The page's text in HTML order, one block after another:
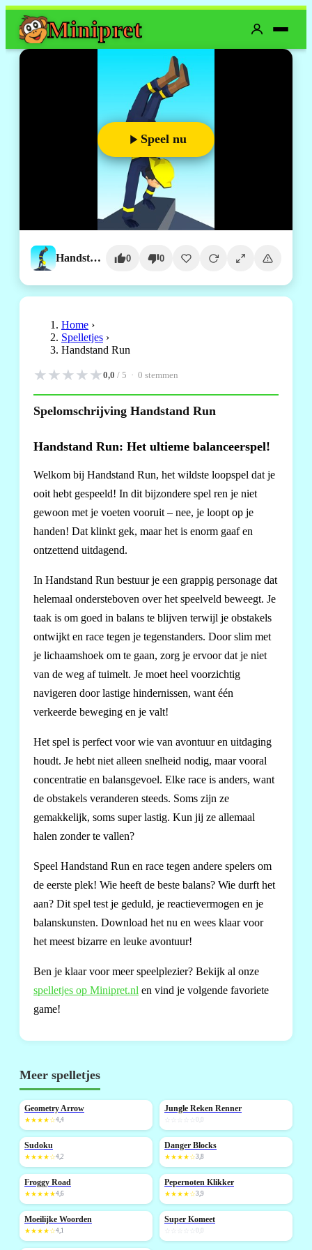
Minipret
Speel nu
Handstand Run 0 0
Home ›
Spelletjes ›
Handstand Run
★★★★★0,0 / 5 · 0 stemmen
Spelomschrijving Handstand Run
Handstand Run: Het ultieme balanceerspel!
Welkom bij Handstand Run, het wildste loopspel dat je
ooit hebt gespeeld! In dit bijzondere spel ren je niet
gewoon met je voeten vooruit – nee, je loopt op je
handen! Dat klinkt gek, maar het is enorm gaaf en
ontzettend uitdagend.
In Handstand Run bestuur je een grappig personage dat
helemaal ondersteboven over het speelveld beweegt. Je
taak is om goed in balans te blijven terwijl je obstakels
ontwijkt en race tegen je tegenstanders. Door slim met
je lichaamshoek om te gaan, zorg je ervoor dat je niet
van de weg af tuimelt. Je moet heel voorzichtig
navigeren door lastige hindernissen, want één
verkeerde beweging en je valt!
Het spel is perfect voor wie van avontuur en uitdaging
houdt. Je hebt niet alleen snelheid nodig, maar vooral
concentratie en balansgevoel. Elke race is anders, want
de obstakels veranderen steeds. Soms zijn ze
gemakkelijk, soms super lastig. Kun jij ze allemaal
halen zonder te vallen?
Speel Handstand Run en race tegen andere spelers om
de eerste plek! Wie heeft de beste balans? Wie durft het
aan? Dit spel test je geduld, je reactievermogen en je
balanskunsten. Download het nu en wees klaar voor
het meest bizarre en leuke avontuur!
Ben je klaar voor meer speelplezier? Bekijk al onze
spelletjes op Minipret.nl en vind je volgende favoriete
game!
Meer spelletjes
NIEUW
Geometry Arrow
★★★★☆4,4
NIEUW
Jungle Reken Renner
0,0
NIEUW
Sudoku
★★★★☆4,2
Danger Blocks
★★★★☆3,8
NIEUW
Froggy Road
★★★★★4,6
NIEUW
Pepernoten Klikker
★★★★☆3,9
Moeilijke Woorden
★★★★☆4,1
NIEUW
Super Komeet
0,0